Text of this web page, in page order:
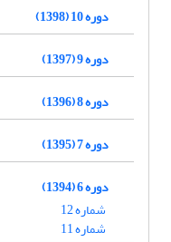
دوره 10 (1398)
دوره 9 (1397)
دوره 8 (1396)
دوره 7 (1395)
دوره 6 (1394)
شماره 12
شماره 11